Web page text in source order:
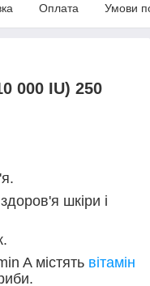
Оплата Умови
000 IU) 250
шкіри і
A містять вітамін